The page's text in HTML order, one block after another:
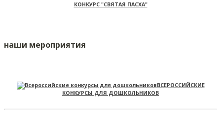
КОНКУРС "СВЯТАЯ ПАСХА"
наши мероприятия
ВСЕРОССИЙСКИЕ
КОНКУРСЫ ДЛЯ ДОШКОЛЬНИКОВ